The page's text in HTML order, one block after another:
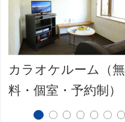
カラオケルーム（無
料・個室・予約制）